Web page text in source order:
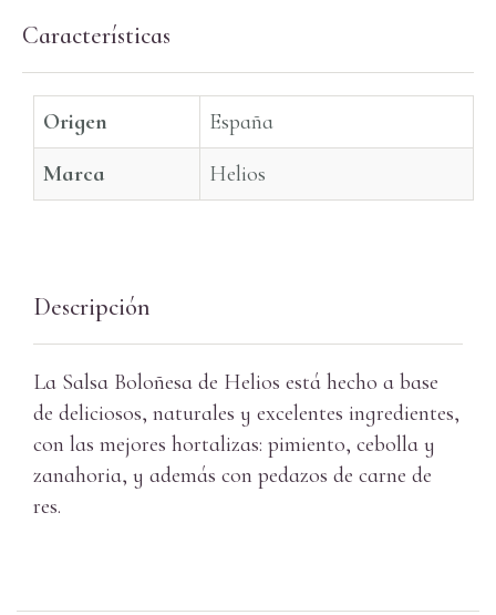
Características
Origen
España
Marca
Helios
Descripción
La Salsa Boloñesa de Helios está hecho a base
de deliciosos, naturales y excelentes ingredientes,
con las mejores hortalizas: pimiento, cebolla y
zanahoria, y además con pedazos de carne de
res.